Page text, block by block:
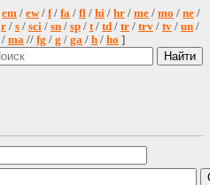
em / ew/ f/ fa / fl / hi / hr / me / mo / ne /
r / s / sci / sn / sp / t/ td / tr / trv / tv / un /
/ ma // fg / g / ga / h / ho ]